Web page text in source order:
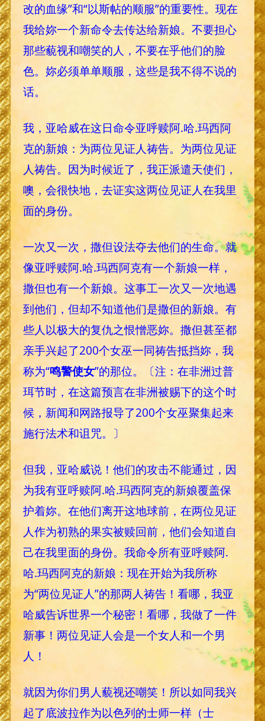
改的血缘”和“以斯帖的顺服”的重要性。现在
我给妳一个新命令去传达给新娘。不要担心
那些藐视和嘲笑的人，不要在乎他们的脸
色。妳必须单单顺服，这些是我不得不说的
话。
我，亚哈威在这日命令亚呼赎阿.哈.玛西阿
克的新娘：为两位见证人祷告。为两位见证
人祷告。因为时候近了，我正派遣天使们，
噢，会很快地，去证实这两位见证人在我里
面的身份。
一次又一次，撒但设法夺去他们的生命。就
像亚呼赎阿.哈.玛西阿克有一个新娘一样，
撒但也有一个新娘。这事工一次又一次地遇
到他们，但却不知道他们是撒但的新娘。有
些人以极大的复仇之恨憎恶妳。撒但甚至都
亲手兴起了200个女巫一同祷告抵挡妳，我
称为“鸣警使女”的那位。〔注：在非洲过普
珥节时，在这篇预言在非洲被赐下的这个时
候，新闻和网路报导了200个女巫聚集起来
施行法术和诅咒。〕
但我，亚哈威说！他们的攻击不能通过，因
为我有亚呼赎阿.哈.玛西阿克的新娘覆盖保
护着妳。在他们离开这地球前，在两位见证
人作为初熟的果实被赎回前，他们会知道自
己在我里面的身份。我命令所有亚呼赎阿.
哈.玛西阿克的新娘：现在开始为我所称
为“两位见证人”的那两人祷告！看哪，我亚
哈威告诉世界一个秘密！看哪，我做了一件
新事！两位见证人会是一个女人和一个男
人！
就因为你们男人藐视还嘲笑！所以如同我兴
起了底波拉作为以色列的士师一样（士